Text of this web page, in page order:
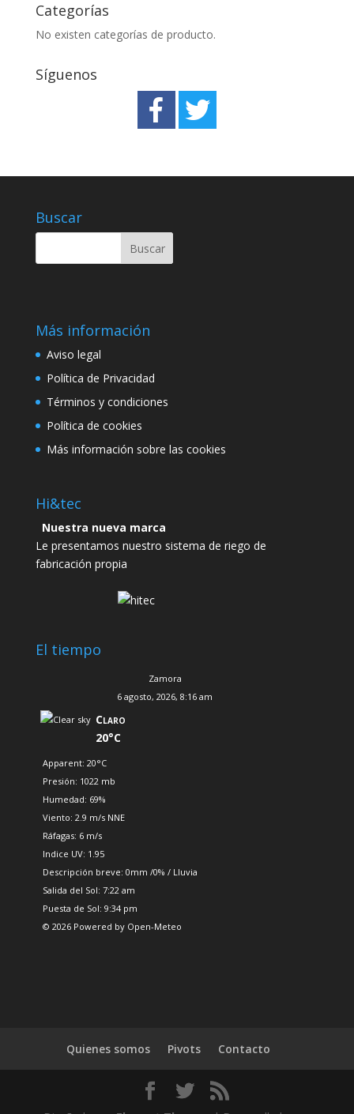
Categorías
No existen categorías de producto.
Síguenos
Buscar
Más información
Aviso legal
Política de Privacidad
Términos y condiciones
Política de cookies
Más información sobre las cookies
Hi&tec
Nuestra nueva marca
Le presentamos nuestro sistema de riego de
fabricación propia
El tiempo
Zamora
6 agosto, 2026, 8:16 am
Claro
20°C
Apparent: 20°C
Presión: 1022 mb
Humedad: 69%
Viento: 2.9 m/s NNE
Ráfagas: 6 m/s
Indice UV: 1.95
Descripción breve: 0mm /0% / Lluvia
Salida del Sol: 7:22 am
Puesta de Sol: 9:34 pm
© 2026 Powered by Open-Meteo
Quienes somos Pivots Contacto